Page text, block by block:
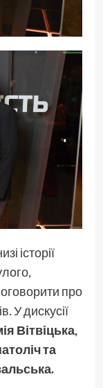
історії
про
У дискусії
Вітвіцька,
та